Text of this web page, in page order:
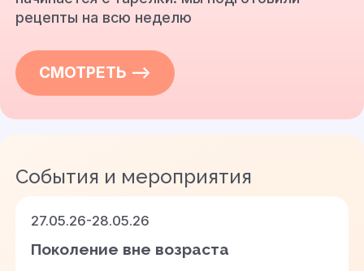
рецепты на всю неделю
СМОТРЕТЬ —>
События и мероприятия
27.05.26-28.05.26
Поколение вне возраста